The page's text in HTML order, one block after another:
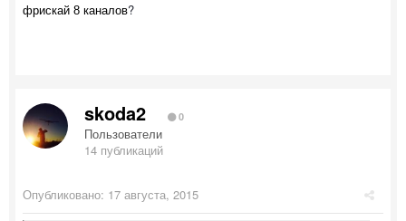
фрискай 8 каналов?
skoda2 0
Пользователи
14 публикаций
Опубликовано: 17 августа, 2015